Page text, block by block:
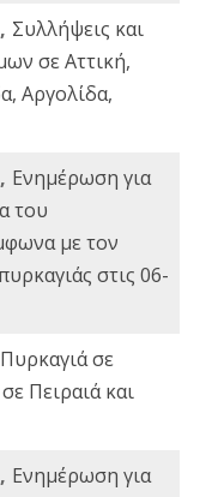
Συλλήψεις και
σε Αττική,
Αργολίδα,
Ενημέρωση για
του
με τον
στις 06-
Πυρκαγιά σε
Πειραιά και
Ενημέρωση για